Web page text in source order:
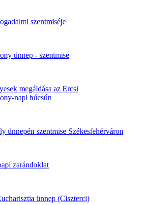
szentmiséje
ünnep - szentmise
megáldása az Ercsi
napi búcsún
ünnepén szentmise Székesfehérváron
zarándoklat
ünnep (Ciszterci)